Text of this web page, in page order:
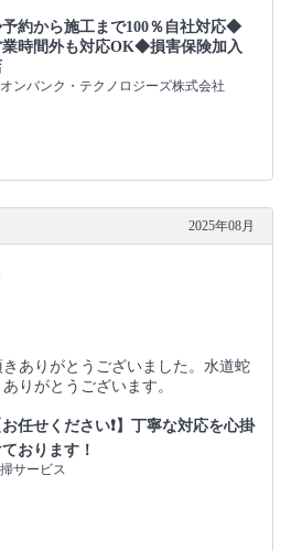
約から施工まで100％自社対応◆
業時間外も対応OK◆損害保険加入
ンバンク・テクノロジーズ株式会社
2025年08月
ありがとうございました。水道蛇
りがとうございます。
お任せください❗️】丁寧な対応を心掛
おります！
サービス